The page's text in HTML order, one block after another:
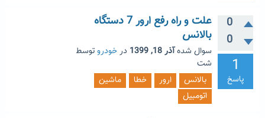
0
0
1
پاسخ
علت و راه رفع ارور 7 دستگاه
بالانس
سوال شدهآذر 18, 1399 درخودروتوسط
شت
بالانس
ارور خطا
ماشین
اتومبیل